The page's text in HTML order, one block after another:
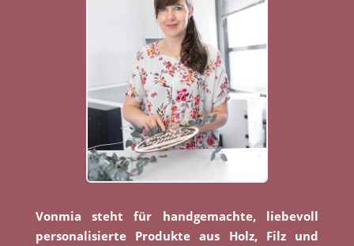
Vonmia steht für handgemachte, liebevoll
personalisierte Produkte aus Holz, Filz und